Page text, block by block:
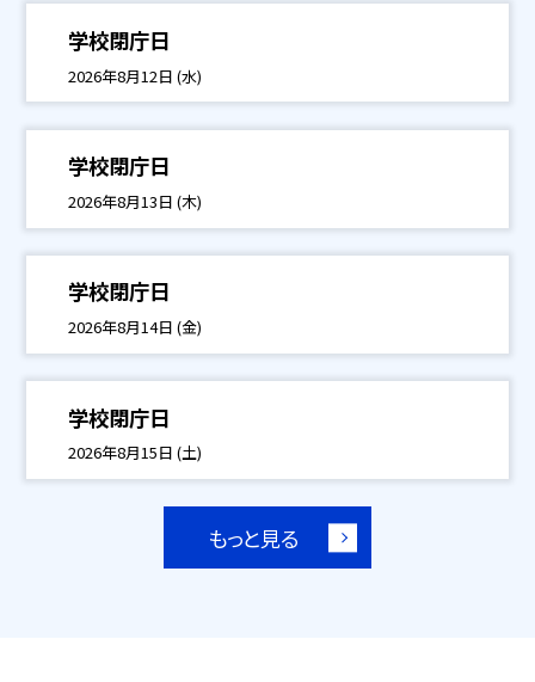
学校閉庁日
2026年8月12日 (水)
学校閉庁日
2026年8月13日 (木)
学校閉庁日
2026年8月14日 (金)
学校閉庁日
2026年8月15日 (土)
もっと見る